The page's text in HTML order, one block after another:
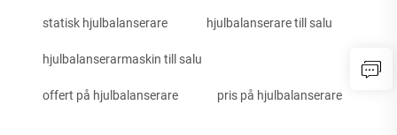
statisk hjulbalanserare hjulbalanserare till salu
hjulbalanserarmaskin till salu
offert på hjulbalanserare pris på hjulbalanserare